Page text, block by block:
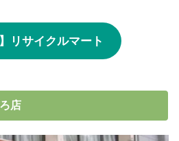
】リサイクルマート
店